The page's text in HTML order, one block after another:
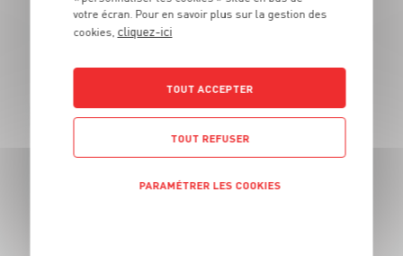
BOUCHER - H/F
(69)
BOUCHERIE
VENDEUR BOUCHERIE - H/F
votre écran. Pour en savoir plus sur la gestion des
cookies, cliquez-ici
TOUT ACCEPTER
TOUT REFUSER
PARAMÉTRER LES COOKIES